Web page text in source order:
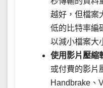
越好，但檔案
低的比特率編
以減小檔案大
使用影片壓縮
或付費的影片
Handbrake、